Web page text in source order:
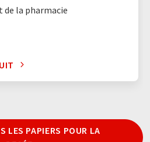
de la pharmacie
LES PAPIERS POUR LA